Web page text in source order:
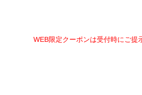
WEB限定クーポンは受付時にご提